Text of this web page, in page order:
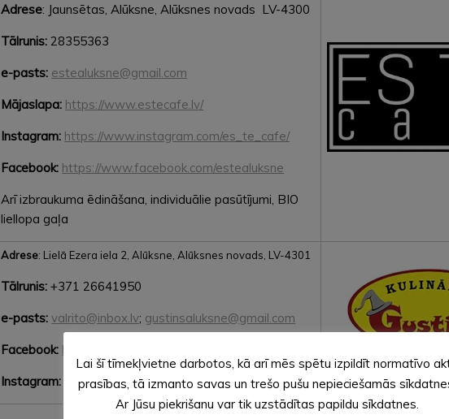
Adrese: Jaunsētas, Alūksne, Alūksnes novads LV-4300
Tālrunis: 28355363
e-pasts: estealuksne@gmail.com
Mājaslapa: https://www.estecafe.lv/
Instagram: https://www.instagram.com/es_te_cafe/
Facebook: https://www.facebook.com/estealuksne
Arī izbraukuma ēdināšana, individuālie pasūtījumi, BIO
liellopa gaļa
Adrese: Lielā Ezera iela 2, Alūksne, Alūksnes novads, LV-4301
Tālrunis: +371 26641950
e-pasts: valrito@inbox.lv; gustinsaluksne@gmail.com
Facebook: https://www.facebook.com/GustinsAluksne/
Instagram: https://www.instagram.com/gustinsaluksne/
Lai šī tīmekļvietne darbotos, kā arī mēs spētu izpildīt normatīvo
prasības, tā izmanto savas un trešo pušu nepieciešamās
Ar Jūsu piekrišanu var tik uzstādītas papildu sīkdatnes.